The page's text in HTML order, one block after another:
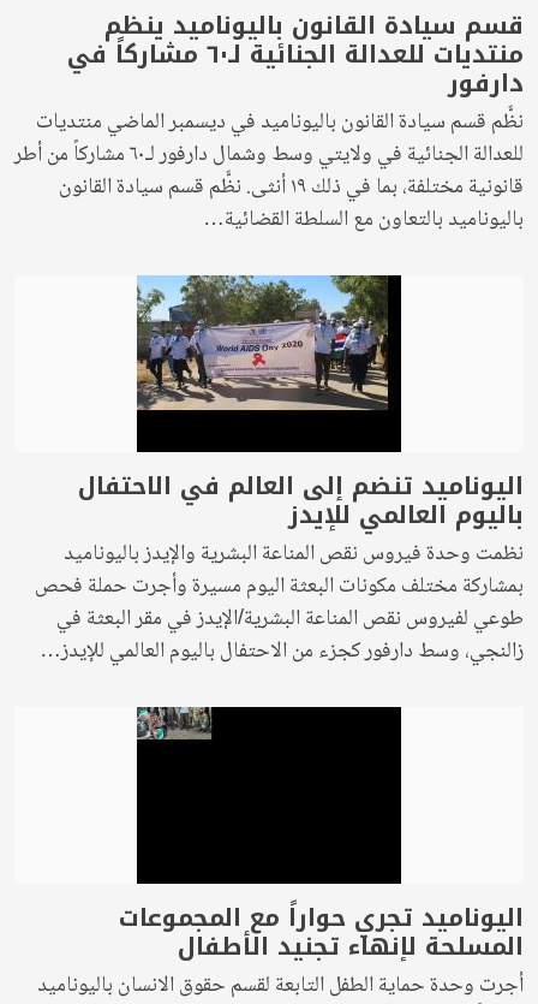
قسم سيادة القانون باليوناميد ينظم
منتديات للعدالة الجنائية لـ٦٠ مشاركاً في
دارفور
نظًّم قسم سيادة القانون باليوناميد في ديسمبر الماضي منتديات
للعدالة الجنائية في ولايتي وسط وشمال دارفور لـ٦٠ مشاركاً من أطر
قانونية مختلفة، بما في ذلك ١٩ أنثى. نظًّم قسم سيادة القانون
باليوناميد بالتعاون مع السلطة القضائية…
اليوناميد تنضم إلى العالم في الاحتفال
باليوم العالمي للإيدز
نظمت وحدة فيروس نقص المناعة البشرية والإيدز باليوناميد
بمشاركة مختلف مكونات البعثة اليوم مسيرة وأجرت حملة فحص
طوعي لفيروس نقص المناعة البشرية/الإيدز في مقر البعثة في
زالنجي، وسط دارفور كجزء من الاحتفال باليوم العالمي للإيدز…
اليوناميد تجري حواراً مع المجموعات
المسلحة لإنهاء تجنيد الأطفال
أجرت وحدة حماية الطفل التابعة لقسم حقوق الانسان باليوناميد